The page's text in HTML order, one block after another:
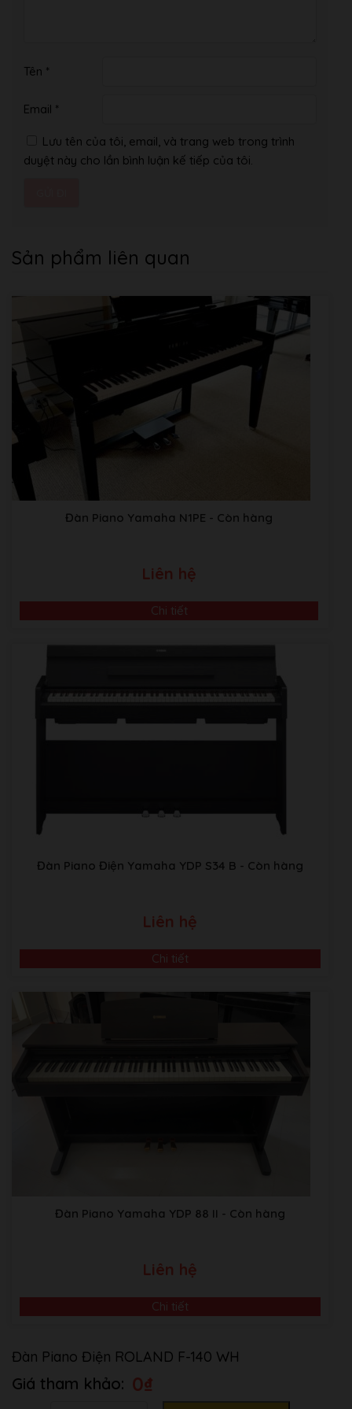
ABM music Building:Thôn TRẠI GẦN , xã SƠN ĐỒNG,
Huyện Hoài Đức, Hà Nội.
Kho Piano tại Japan:Sakaebashi, Sakai-Shi, Osaka, Nhật
Tên *
Email *
Lưu tên của tôi, email, và trang web trong trình
duyệt này cho lần bình luận kế tiếp của tôi.
Sản phẩm liên quan
Đàn Piano Yamaha N1PE - Còn hàng
Liên hệ
Chi tiết
Đàn Piano Điện Yamaha YDP S34 B - Còn hàng
Liên hệ
Chi tiết
Đàn Piano Yamaha YDP 88 II - Còn hàng
Liên hệ
Chi tiết
Đàn Piano Điện ROLAND F-140 WH
0₫